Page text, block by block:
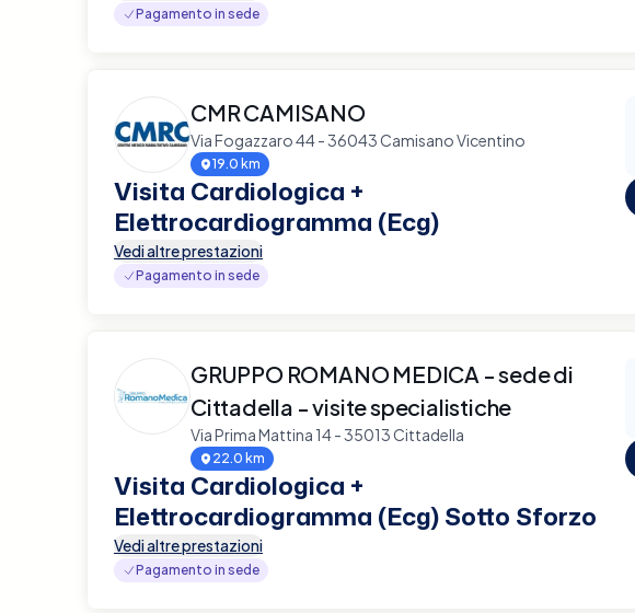
Pagamento in sede
CMR CAMISANO
Via Fogazzaro 44 - 36043 Camisano Vicentino
19.0 km
Visita Cardiologica +
Elettrocardiogramma (Ecg)
Vedi altre prestazioni
Pagamento in sede
GRUPPO ROMANO MEDICA - sede di
Cittadella - visite specialistiche
Via Prima Mattina 14 - 35013 Cittadella
22.0 km
Visita Cardiologica +
Elettrocardiogramma (Ecg) Sotto Sforzo
Vedi altre prestazioni
Pagamento in sede